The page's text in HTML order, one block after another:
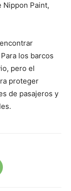
Nippon Paint,
los barcos
pero el
proteger
de pasajeros y